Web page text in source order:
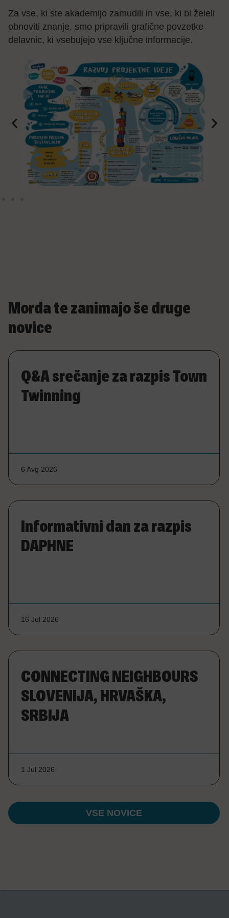
Za vse, ki ste akademijo zamudili in vse, ki bi želeli
obnoviti znanje, smo pripravili grafične povzetke
delavnic, ki vsebujejo vse ključne informacije.
Morda te zanimajo še druge
novice
VSE NOVICE
Q&A srečanje za razpis Town
Twinning
6 Avg 2026
Informativni dan za razpis
DAPHNE
16 Jul 2026
CONNECTING NEIGHBOURS
SLOVENIJA, HRVAŠKA,
SRBIJA
1 Jul 2026